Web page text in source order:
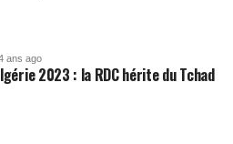
ans ago
2023 : la RDC hérite du Tchad